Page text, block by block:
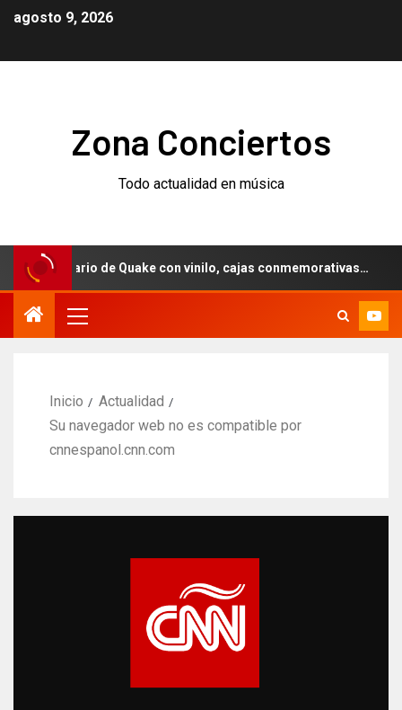
agosto 9, 2026
Zona Conciertos
Todo actualidad en música
de Quake con vinilo, cajas conmemorativas…
Inicio
Actualidad
Su navegador web no es compatible por
cnnespanol.cnn.com